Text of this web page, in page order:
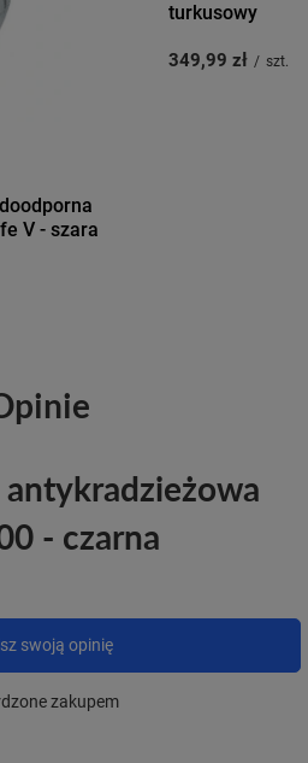
V - szara
turkusowy
349,99 zł / szt.
- czarna
swoją opinię
zakupem